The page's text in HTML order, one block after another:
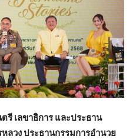
รี เลขาธิการ และประธาน
ลวง ประธานกรรมการอำนวย